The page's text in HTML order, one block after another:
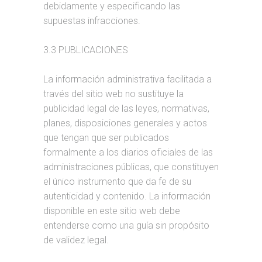
debidamente y especificando las
supuestas infracciones.
3.3 PUBLICACIONES
La información administrativa facilitada a
través del sitio web no sustituye la
publicidad legal de las leyes, normativas,
planes, disposiciones generales y actos
que tengan que ser publicados
formalmente a los diarios oficiales de las
administraciones públicas, que constituyen
el único instrumento que da fe de su
autenticidad y contenido. La información
disponible en este sitio web debe
entenderse como una guía sin propósito
de validez legal.